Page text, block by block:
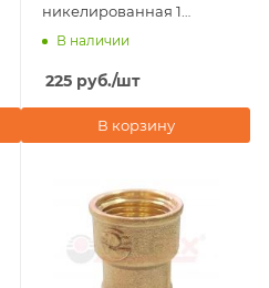
никелированная 1
1/4"х1/2" внутренняя
В наличии
225 руб./шт
В корзину